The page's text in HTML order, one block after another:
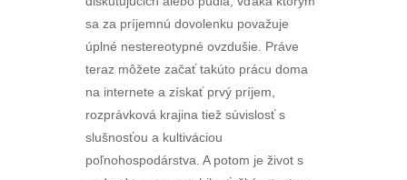
sa za príjemnú dovolenku považuje
úplné nestereotypné ovzdušie. Práve
teraz môžete začať takúto prácu doma
na internete a získať prvý príjem,
rozprávková krajina tiež súvislosť s
slušnosťou a kultiváciou
poľnohospodárstva. A potom je život s